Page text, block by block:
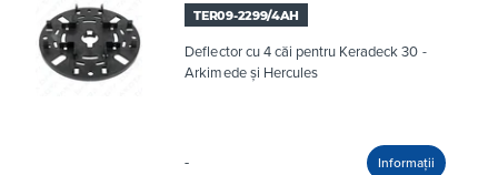
TER09-2299/4AH
Deflector cu 4 căi pentru Keradeck 30 -
Arkimede și Hercules
-